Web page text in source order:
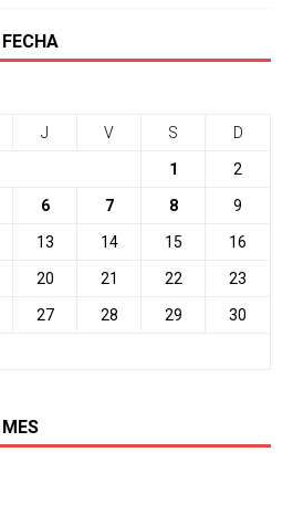
J V S D
1 2
6 7 8 9
13 14 15 16
20 21 22 23
27 28 29 30